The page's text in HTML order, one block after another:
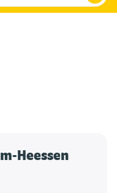
Heessen